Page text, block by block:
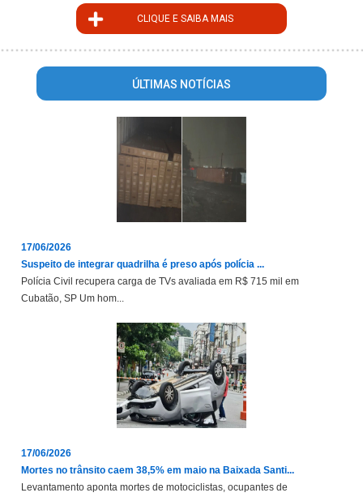
CLIQUE E SAIBA MAIS
ÚLTIMAS NOTÍCIAS
17/06/2026
Suspeito de integrar quadrilha é preso após polícia ...
Polícia Civil recupera carga de TVs avaliada em R$ 715 mil em
Cubatão, SP Um hom...
17/06/2026
Mortes no trânsito caem 38,5% em maio na Baixada Santi...
Levantamento aponta mortes de motociclistas, ocupantes de